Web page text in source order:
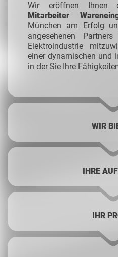
Wir eröffnen Ihnen
Mitarbeiter
München am Erfolg
angesehenen
Elektroindustrie
einer dynamischen und
in der Sie Ihre
WIR
IHRE
IHR